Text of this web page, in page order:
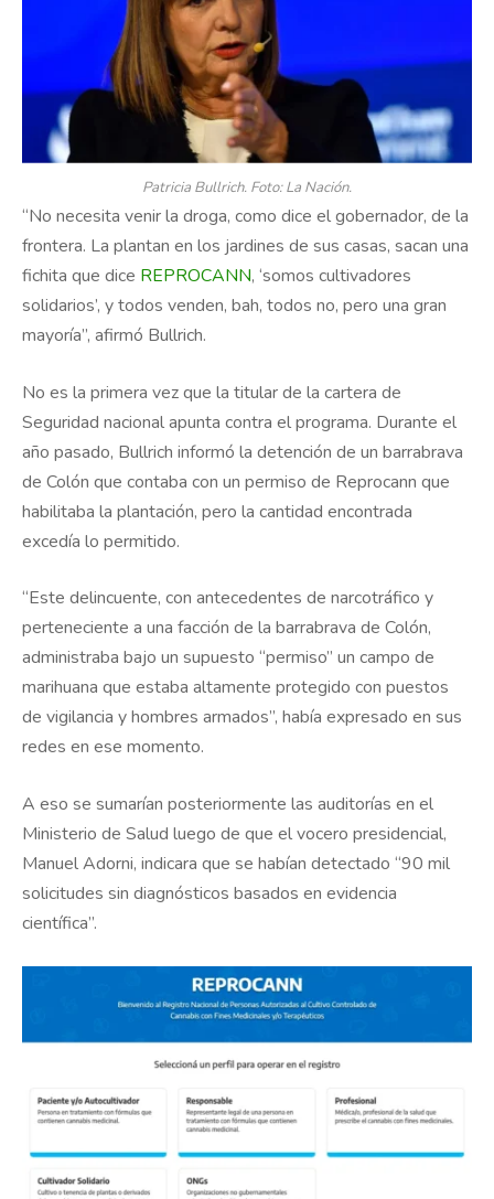
Patricia Bullrich. Foto: La Nación.
“No necesita venir la droga, como dice el gobernador, de la
frontera. La plantan en los jardines de sus casas, sacan una
fichita que dice REPROCANN, ‘somos cultivadores
solidarios’, y todos venden, bah, todos no, pero una gran
mayoría”, afirmó Bullrich.
No es la primera vez que la titular de la cartera de
Seguridad nacional apunta contra el programa. Durante el
año pasado, Bullrich informó la detención de un barrabrava
de Colón que contaba con un permiso de Reprocann que
habilitaba la plantación, pero la cantidad encontrada
excedía lo permitido.
“Este delincuente, con antecedentes de narcotráfico y
perteneciente a una facción de la barrabrava de Colón,
administraba bajo un supuesto “permiso” un campo de
marihuana que estaba altamente protegido con puestos
de vigilancia y hombres armados”, había expresado en sus
redes en ese momento.
A eso se sumarían posteriormente las auditorías en el
Ministerio de Salud luego de que el vocero presidencial,
Manuel Adorni, indicara que se habían detectado “90 mil
solicitudes sin diagnósticos basados en evidencia
científica”.